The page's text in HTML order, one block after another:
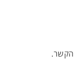
הקשר.